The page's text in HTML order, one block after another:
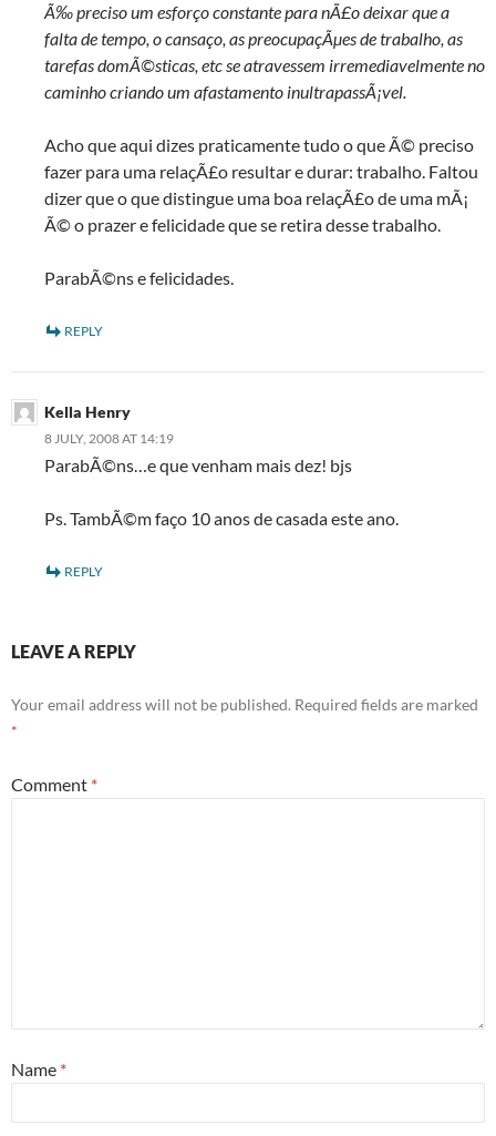
Ã‰ preciso um esforço constante para nÃ£o deixar que a
falta de tempo, o cansaço, as preocupaçÃµes de trabalho, as
tarefas domÃ©sticas, etc se atravessem irremediavelmente no
caminho criando um afastamento inultrapassÃ¡vel.
Acho que aqui dizes praticamente tudo o que Ã© preciso
fazer para uma relaçÃ£o resultar e durar: trabalho. Faltou
dizer que o que distingue uma boa relaçÃ£o de uma mÃ¡
Ã© o prazer e felicidade que se retira desse trabalho.
ParabÃ©ns e felicidades.
REPLY
Kella Henry
8 JULY, 2008 AT 14:19
ParabÃ©ns…e que venham mais dez! bjs
Ps. TambÃ©m faço 10 anos de casada este ano.
REPLY
LEAVE A REPLY
Your email address will not be published. Required fields are marked
*
Comment *
Name *